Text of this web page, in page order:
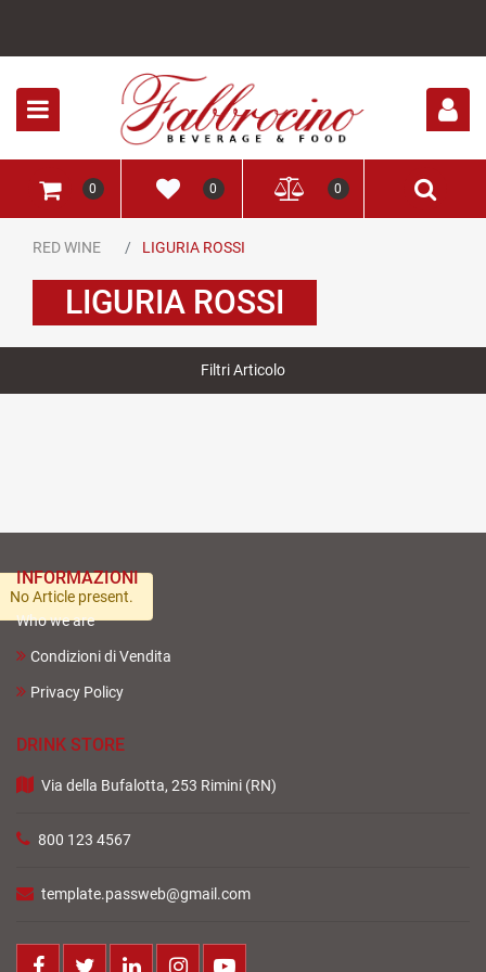
0 0 0
RED WINE LIGURIA ROSSI
LIGURIA ROSSI
Filtri Articolo
No Article present.
INFORMAZIONI
Who we are
Condizioni di Vendita
Privacy Policy
DRINK STORE
Via della Bufalotta, 253 Rimini (RN)
800 123 4567
template.passweb@gmail.com
FacebookTwitter LinkedIn